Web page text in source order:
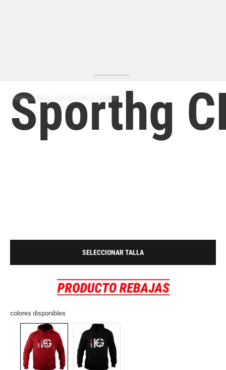
ZAPATILLA MODA | ZAPATILLA MODA HOMBRE
Sporthg
SELECCIONAR TALLA
colores disponibles